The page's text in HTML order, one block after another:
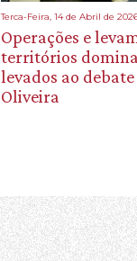
Terca-Feira, 14 de Abril de
Operações e
territórios
levados ao
Oliveira